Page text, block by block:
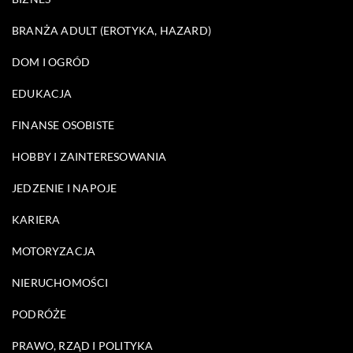
BRANŻA ADULT (EROTYKA, HAZARD)
DOM I OGRÓD
EDUKACJA
FINANSE OSOBISTE
HOBBY I ZAINTERESOWANIA
JEDZENIE I NAPOJE
KARIERA
MOTORYZACJA
NIERUCHOMOŚCI
PODRÓŻE
PRAWO, RZĄD I POLITYKA